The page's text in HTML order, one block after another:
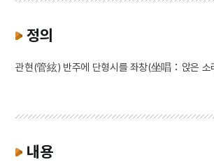
정의
관현(管絃) 반주에 단형시를 좌창(坐唱：앉은 소
내용